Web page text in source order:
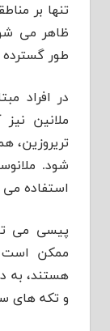
تنها بر
ظاهر می
طور
در افراد
ملانین
تریروزین،
شود.
استفاده می
پیسی می
ممکن است
هستند، به
و تکه های